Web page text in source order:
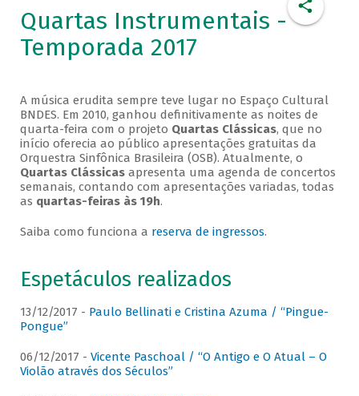
Quartas Instrumentais -
Temporada 2017
A música erudita sempre teve lugar no Espaço Cultural
BNDES. Em 2010, ganhou definitivamente as noites de
quarta-feira com o projeto Quartas Clássicas, que no
início oferecia ao público apresentações gratuitas da
Orquestra Sinfônica Brasileira (OSB). Atualmente, o
Quartas Clássicasapresenta uma agenda de concertos
semanais, contando com apresentações variadas, todas
as quartas-feiras às 19h.
Saiba como funciona a reserva de ingressos.
Espetáculos realizados
13/12/2017 - Paulo Bellinati e Cristina Azuma / “Pingue-
Pongue”
06/12/2017 - Vicente Paschoal / “O Antigo e O Atual – O
Violão através dos Séculos”